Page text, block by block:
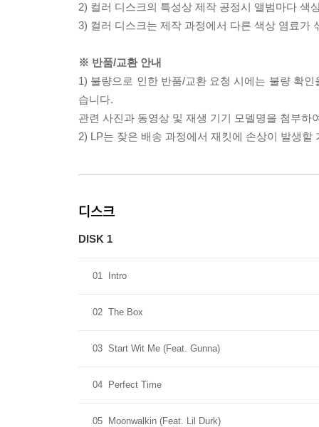
2) 컬러 디스크의 특성상 제작 공정시 앨범마다 색
3) 컬러 디스크는 제작 과정에서 다른 색상 염료가
※ 반품/교환 안내
1) 불량으로 인한 반품/교환 요청 시에는 불량 확
습니다.
관련 사진과 동영상 및 재생 기기 모델명을 첨부하
2) LP는 잦은 배송 과정에서 재킷에 손상이 발생
디스크
DISK 1
01 Intro
02 The Box
03 Start Wit Me (Feat. Gunna)
04 Perfect Time
05 Moonwalkin (Feat. Lil Durk)